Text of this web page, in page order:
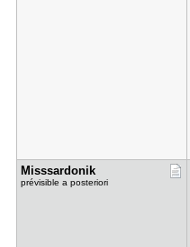
Misssardon​ik
prévisible a posteriori